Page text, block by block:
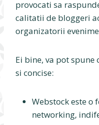
provocati sa
calitatii de bloggeri
organizatorii
Ei bine, va pot
si concise:
Webstock este o
networking,